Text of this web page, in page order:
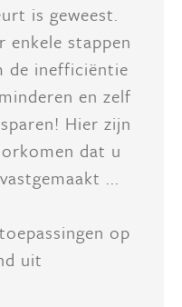
is geweest.
enkele stappen
de inefficiëntie
en zelf
Hier zijn
dat u
...
op
uit